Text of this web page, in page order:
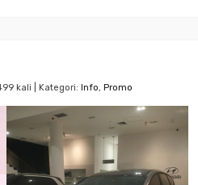
kali | Kategori: Info, Promo